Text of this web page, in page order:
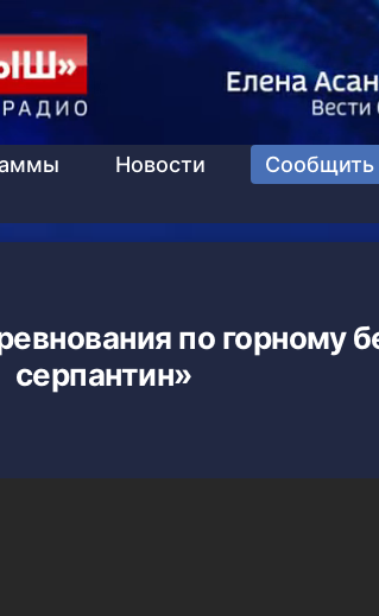
Новости Сообщить
по горному
серпантин»